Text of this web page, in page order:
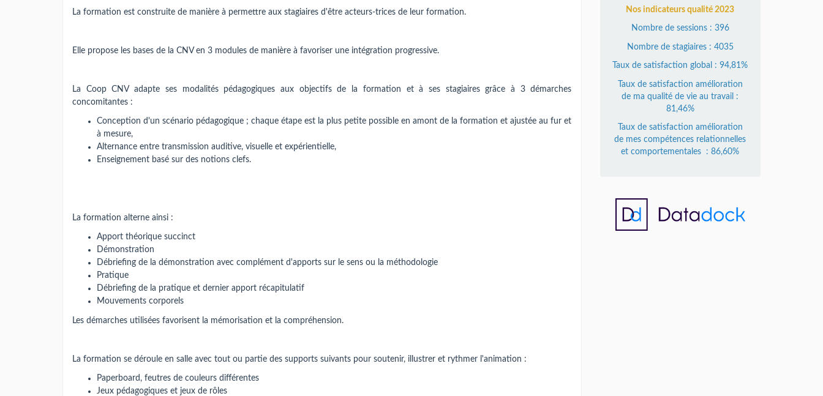
La formation est construite de manière à permettre aux stagiaires d'être acteurs-trices de leur formation.
Elle propose les bases de la CNV en 3 modules de manière à favoriser une intégration progressive.
La Coop CNV adapte ses modalités pédagogiques aux objectifs de la formation et à ses stagiaires grâce à 3 démarches
concomitantes :
Conception d'un scénario pédagogique ; chaque étape est la plus petite possible en amont de la formation et ajustée au fur et
à mesure,
Alternance entre transmission auditive, visuelle et expérientielle,
Enseignement basé sur des notions clefs.
La formation alterne ainsi :
Apport théorique succinct
Démonstration
Débriefing de la démonstration avec complément d'apports sur le sens ou la méthodologie
Pratique
Débriefing de la pratique et dernier apport récapitulatif
Mouvements corporels
Les démarches utilisées favorisent la mémorisation et la compréhension.
La formation se déroule en salle avec tout ou partie des supports suivants pour soutenir, illustrer et rythmer l'animation :
Paperboard, feutres de couleurs différentes
Jeux pédagogiques et jeux de rôles
Nos indicateurs qualité 2023
Nombre de sessions : 396
Nombre de stagiaires : 4035
Taux de satisfaction global : 94,81%
Taux de satisfaction amélioration
de ma qualité de vie au travail :
81,46%
Taux de satisfaction amélioration
de mes compétences relationnelles
et comportementales : 86,60%